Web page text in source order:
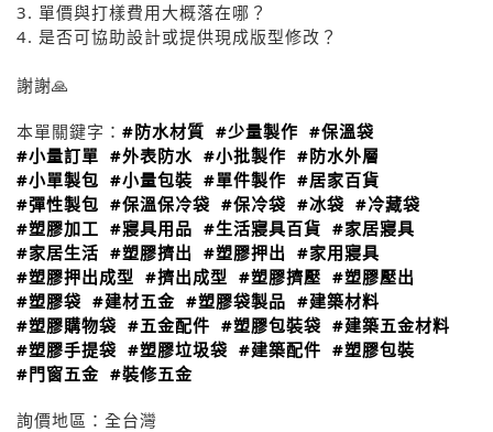
3. 單價與打樣費用大概落在哪？
4. 是否可協助設計或提供現成版型修改？
謝謝🙏
本單關鍵字： #防水材質 #少量製作 #保溫袋
#小量訂單 #外表防水 #小批製作 #防水外層
#小單製包 #小量包裝 #單件製作 #居家百貨
#彈性製包 #保溫保冷袋 #保冷袋 #冰袋 #冷藏袋
#塑膠加工 #寢具用品 #生活寢具百貨 #家居寢具
#家居生活 #塑膠擠出 #塑膠押出 #家用寢具
#塑膠押出成型 #擠出成型 #塑膠擠壓 #塑膠壓出
#塑膠袋 #建材五金 #塑膠袋製品 #建築材料
#塑膠購物袋 #五金配件 #塑膠包裝袋 #建築五金材料
#塑膠手提袋 #塑膠垃圾袋 #建築配件 #塑膠包裝
#門窗五金 #裝修五金
詢價地區： 全台灣